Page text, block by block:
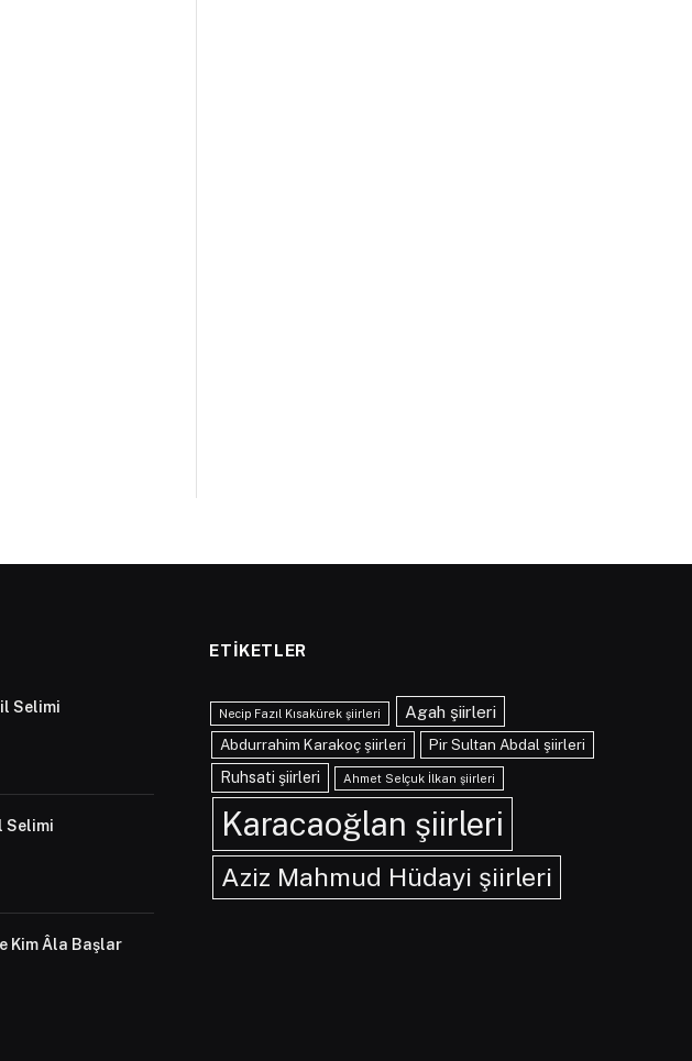
Selimi
Selimi
Kim Âla Başlar
ETIKETLER
Necip Fazıl Kısakürek şiirleri Agah şiirleri
Abdurrahim Karakoç şiirleri
Pir Sultan Abdal şiirleri
Ruhsati şiirleri
Ahmet Selçuk İlkan şiirleri
Karacaoğlan şiirleri
Aziz Mahmud Hüdayi şiirleri